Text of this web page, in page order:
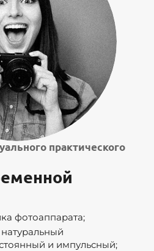
практического
фотоаппарата;
и импульсный;